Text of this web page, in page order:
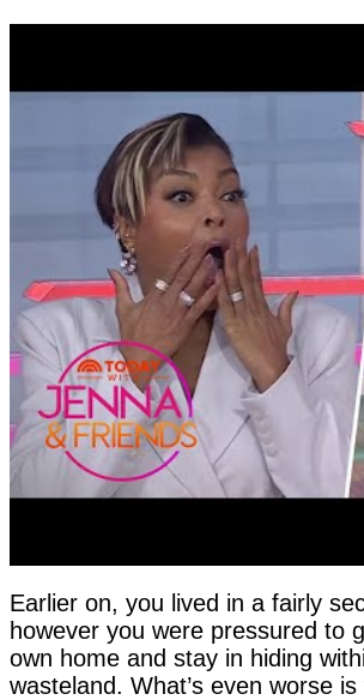
Earlier on, you lived in a fairly
however you were pressured to
own home and stay in hiding
wasteland. What’s even worse